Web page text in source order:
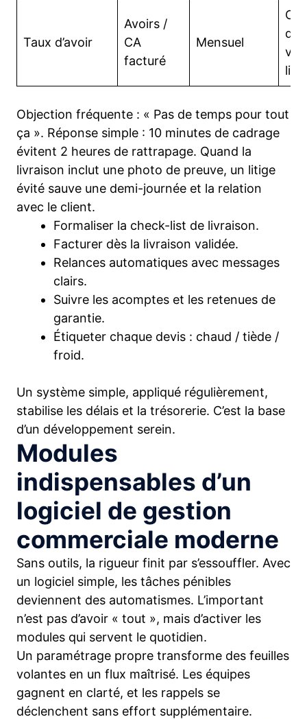
Taux d’avoir
Avoirs /
CA
facturé
Mensuel
Objection fréquente : « Pas de temps pour tout
ça ». Réponse simple : 10 minutes de cadrage
évitent 2 heures de rattrapage. Quand la
livraison inclut une photo de preuve, un litige
évité sauve une demi-journée et la relation
avec le client.
Formaliser la check-list de livraison.
Facturer dès la livraison validée.
Relances automatiques avec messages
clairs.
Suivre les acomptes et les retenues de
garantie.
Étiqueter chaque devis : chaud / tiède /
froid.
Un système simple, appliqué régulièrement,
stabilise les délais et la trésorerie. C’est la base
d’un développement serein.
Modules
indispensables d’un
logiciel de gestion
commerciale moderne
Sans outils, la rigueur finit par s’essouffler. Avec
un logiciel simple, les tâches pénibles
deviennent des automatismes. L’important
n’est pas d’avoir « tout », mais d’activer les
modules qui servent le quotidien.
Un paramétrage propre transforme des feuilles
volantes en un flux maîtrisé. Les équipes
gagnent en clarté, et les rappels se
déclenchent sans effort supplémentaire.